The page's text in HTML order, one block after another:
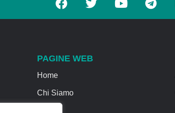
PAGINE WEB
Home
Chi Siamo